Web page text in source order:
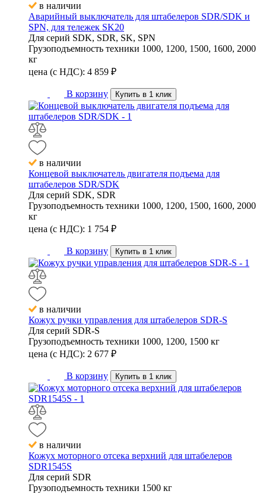
в наличии
Аварийный выключатель для штабелеров SDR/SDK и
SPN, для тележек SK20
Для серий SDK, SDR, SK, SPN
Грузоподъемность техники 1000, 1200, 1500, 1600, 2000
кг
цена (с НДС): 4 859 ₽
В корзину Купить в 1 клик
в наличии
Концевой выключатель двигателя подъема для
штабелеров SDR/SDK
Для серий SDK, SDR
Грузоподъемность техники 1000, 1200, 1500, 1600, 2000
кг
цена (с НДС): 1 754 ₽
В корзину Купить в 1 клик
в наличии
Кожух ручки управления для штабелеров SDR-S
Для серий SDR-S
Грузоподъемность техники 1000, 1200, 1500 кг
цена (с НДС): 2 677 ₽
В корзину Купить в 1 клик
в наличии
Кожух моторного отсека верхний для штабелеров
SDR1545S
Для серий SDR
Грузоподъемность техники 1500 кг